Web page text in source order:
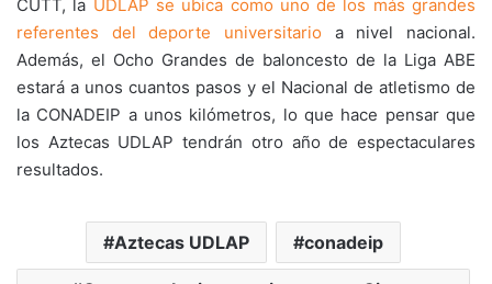
CUTT, la UDLAP se ubica como uno de los más grandes
referentes del deporte universitario a nivel nacional.
Además, el Ocho Grandes de baloncesto de la Liga ABE
estará a unos cuantos pasos y el Nacional de atletismo de
la CONADEIP a unos kilómetros, lo que hace pensar que
los Aztecas UDLAP tendrán otro año de espectaculares
resultados.
Aztecas UDLAP conadeip